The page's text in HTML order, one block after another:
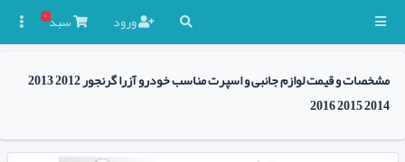
ورود سبد۰
مشخصات و قیمت لوازم جانبی و اسپرت مناسب خودرو آزرا گرنجور 2012 2013
2014 2015 2016